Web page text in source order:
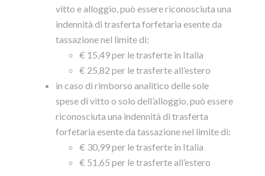
vitto e alloggio, può essere riconosciuta una
indennità di trasferta forfetaria esente da
tassazione nel limite di:
€ 15,49 per le trasferte in Italia
€ 25,82 per le trasferte all’estero
in caso di rimborso analitico delle sole
spese di vitto o solo dell’alloggio, può essere
riconosciuta una indennità di trasferta
forfetaria esente da tassazione nel limite di:
€ 30,99 per le trasferte in Italia
€ 51,65 per le trasferte all’estero